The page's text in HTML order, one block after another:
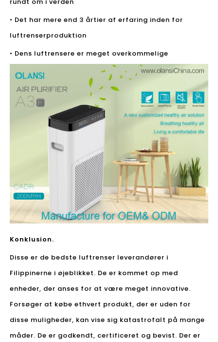
rundt om i verden
• Det har mere end 3 årtier af erfaring inden for
luftrenserproduktion
• Dens luftrensere er meget overkommelige
Konklusion.
Disse er de bedste luftrenser leverandører i
Filippinerne i øjeblikket. De er kommet op med
enheder, der anses for at være meget innovative.
Forsøger at købe ethvert produkt, der er uden for
disse muligheder, kan vise sig katastrofalt på mange
måder. De er godkendt, certificeret og bevist. Der er